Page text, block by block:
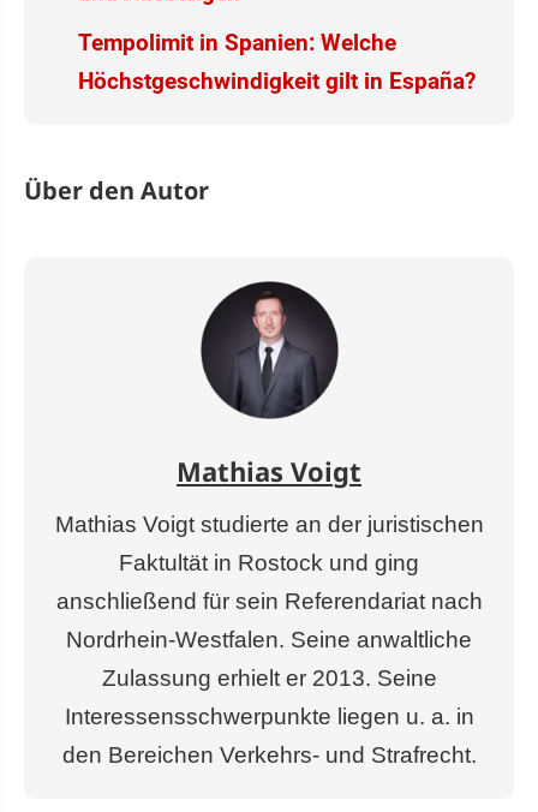
Tempolimit in Spanien: Welche
Höchstgeschwindigkeit gilt in España?
Über den Autor
Mathias Voigt
Mathias Voigt studierte an der juristischen
Faktultät in Rostock und ging
anschließend für sein Referendariat nach
Nordrhein-Westfalen. Seine anwaltliche
Zulassung erhielt er 2013. Seine
Interessensschwerpunkte liegen u. a. in
den Bereichen Verkehrs- und Strafrecht.